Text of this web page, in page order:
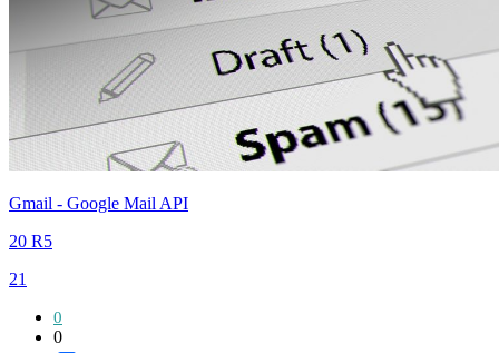
Gmail - Google Mail API
20 R5
21
0
0